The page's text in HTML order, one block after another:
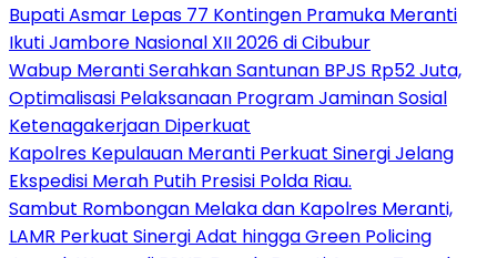
Bupati Asmar Lepas 77 Kontingen Pramuka Meranti
Ikuti Jambore Nasional XII 2026 di Cibubur
Wabup Meranti Serahkan Santunan BPJS Rp52 Juta,
Optimalisasi Pelaksanaan Program Jaminan Sosial
Ketenagakerjaan Diperkuat
Kapolres Kepulauan Meranti Perkuat Sinergi Jelang
Ekspedisi Merah Putih Presisi Polda Riau.
Sambut Rombongan Melaka dan Kapolres Meranti,
LAMR Perkuat Sinergi Adat hingga Green Policing